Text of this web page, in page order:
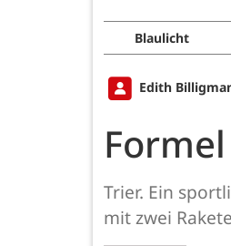
Blaulicht
Edith
Trier. Ein
mit zwei